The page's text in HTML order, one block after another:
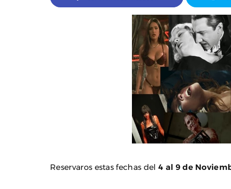
Reservaros estas fechas del 4 al 9 de
Entrevista a Javier Rueda,
del Madd Film Market